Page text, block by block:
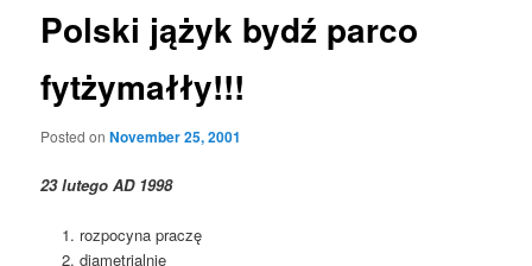
Polski jążyk bydź parco
fytżymałły!!!
Posted onNovember 25, 2001
23 lutego AD 1998
rozpocyna praczę
diametrialnie